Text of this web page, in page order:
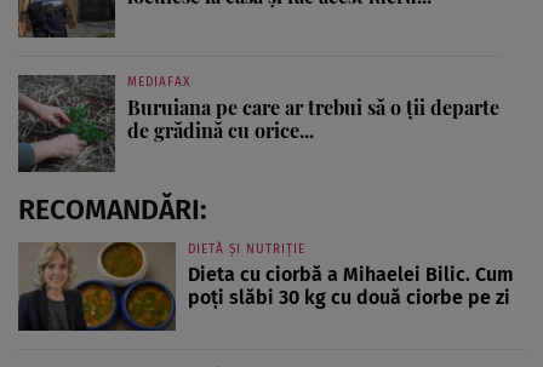
MEDIAFAX
Buruiana pe care ar trebui să o ții departe
de grădină cu orice...
RECOMANDĂRI:
DIETĂ ȘI NUTRIȚIE
Dieta cu ciorbă a Mihaelei Bilic. Cum
poți slăbi 30 kg cu două ciorbe pe zi